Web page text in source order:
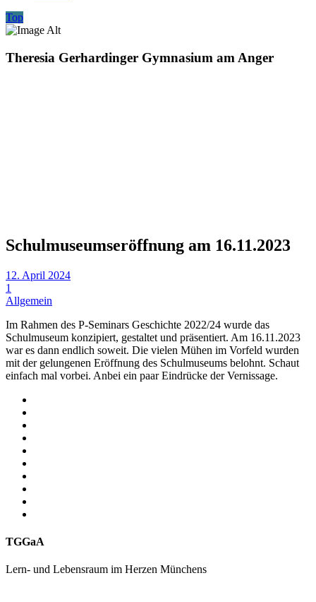
Top
Theresia Gerhardinger Gymnasium am Anger
Schulmuseumseröffnung am 16.11.2023
12. April 2024
1
Allgemein
Im Rahmen des P-Seminars Geschichte 2022/24 wurde das
Schulmuseum konzipiert, gestaltet und präsentiert. Am 16.11.2023
war es dann endlich soweit. Die vielen Mühen im Vorfeld wurden
mit der gelungenen Eröffnung des Schulmuseums belohnt. Schaut
einfach mal vorbei. Anbei ein paar Eindrücke der Vernissage.
TGGaA
Lern- und Lebensraum im Herzen Münchens